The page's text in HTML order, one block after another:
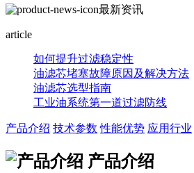
最新资讯
article
如何提升过滤稳定性
油滤芯堵塞故障原因及解决方法
油滤芯选型指南
工业油系统第一道过滤防线
产品介绍 技术参数 性能优势 应用行业
产品介绍